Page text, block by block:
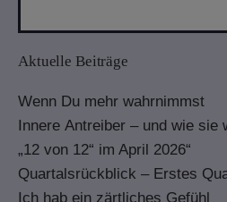
Aktuelle Beiträge
Wenn Du mehr wahrnimmst
Innere Antreiber – und wie sie
„12 von 12“ im April 2026“
Quartalsrückblick – Erstes
Ich hab ein zärtliches Gefühl